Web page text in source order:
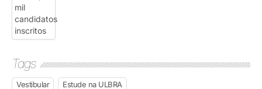
Tags
Vestibular Estude na ULBRA